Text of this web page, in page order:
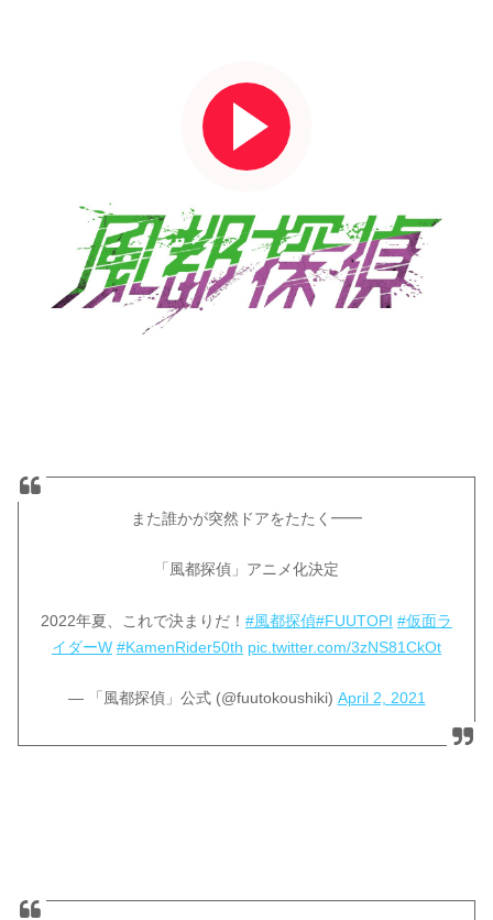
また誰かが突然ドアをたたく━━
「風都探偵」アニメ化決定
2022年夏、これで決まりだ！ #風都探偵#FUUTOPI #仮面ラ
イダーW #KamenRider50th pic.twitter.com/3zNS81CkOt
— 「風都探偵」公式 (@fuutokoushiki) April 2, 2021